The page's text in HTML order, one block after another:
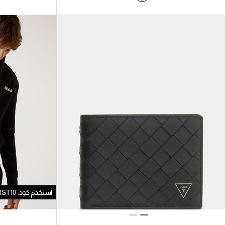
أستخدم كود: FIRST10